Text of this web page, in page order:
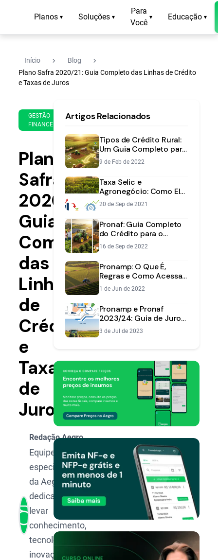
Planos ▾ Soluções ▾
Para
Você
▾ Educação ▾
Início navigate_next Blog navigate_next
Plano Safra 2020/21: Guia Completo das Linhas de Crédito
e Taxas de Juros
GESTÃO
FINANCEIRA
Jul
2020
min
Plano
Safra
2020/21:
Guia
Completo
das
Linhas
de
Crédito
e
Taxas
de
Juros
Redação Aegro
Equipe de
especialistas
da Aegro,
dedicada a
levar
conhecimento,
tecnologia e
inovação para
Artigos Relacionados
Tipos de Crédito Rural:
Um Guia Completo para
o Produtor
9 de Feb de 2022
Taxa Selic e
Agronegócio: Como Ela
Afeta o Custo do Seu
Financiamento
20 de Sep de 2021
Pronaf: Guia Completo
do Crédito para o
Agricultor Familiar
16 de Sep de 2022
Pronamp: O Que É,
Regras e Como Acessar
[Guia 2025]
1 de Jun de 2022
Pronamp e Pronaf
2023/24: Guia de Juros
e Crédito | Aegro
3 de Jul de 2023